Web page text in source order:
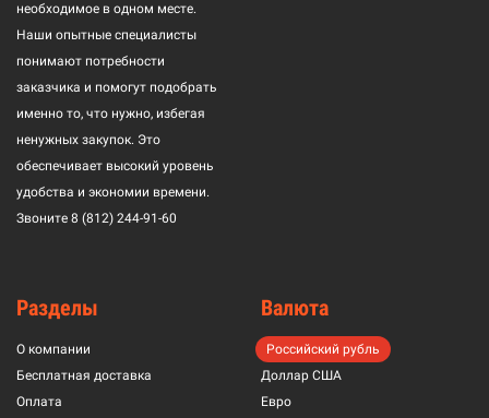
необходимое в одном месте.
Наши опытные специалисты
понимают потребности
заказчика и помогут подобрать
именно то, что нужно, избегая
ненужных закупок. Это
обеспечивает высокий уровень
удобства и экономии времени.
Звоните 8 (812) 244-91-60
Разделы
О компании
Бесплатная доставка
Оплата
Валюта
Российский рубль
Доллар США
Евро